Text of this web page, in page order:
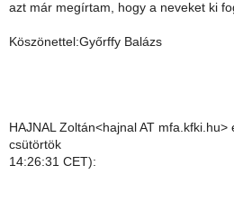
azt már megírtam, hogy a neveket ki
Köszönettel:Győrffy Balázs
HAJNAL Zoltán<hajnal AT
csütörtök
14:26:31 CET):